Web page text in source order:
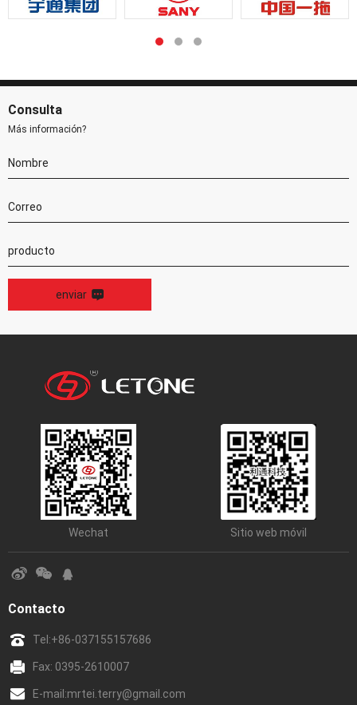
Consulta
Más información?
enviar
Wechat Sitio web móvil
Contacto
Tel:+86-037155157686
Fax: 0395-2610007
E-mail:mrtei.terry@gmail.com